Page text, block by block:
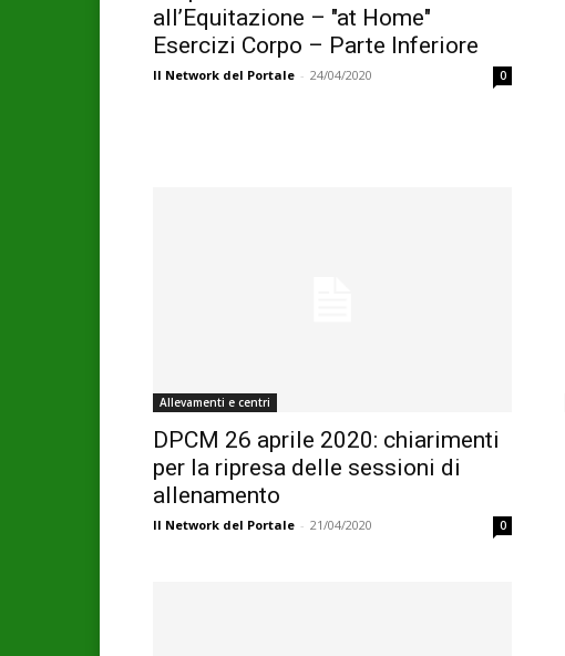
all’Equitazione – "at Home"
Esercizi Corpo – Parte Inferiore
Il Network del Portale - 24/04/2020 0
Allevamenti e centri
DPCM 26 aprile 2020: chiarimenti
per la ripresa delle sessioni di
allenamento
Il Network del Portale - 21/04/2020 0